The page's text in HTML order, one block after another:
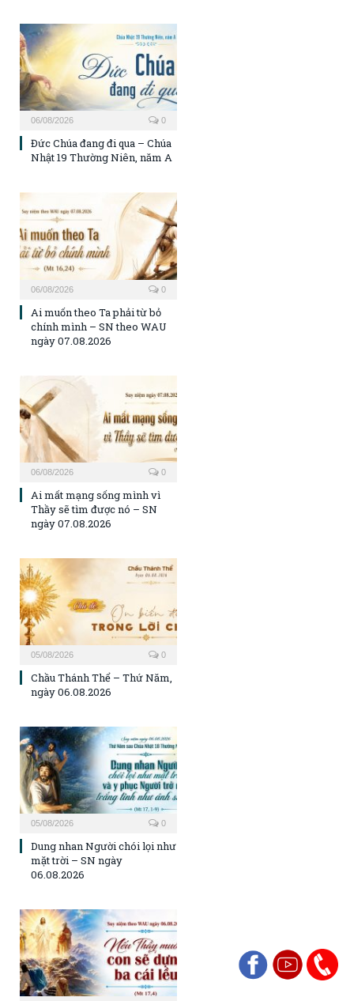
06/08/2026 0
Đức Chúa đang đi qua – Chúa
Nhật 19 Thường Niên, năm A
06/08/2026 0
Ai muốn theo Ta phải từ bỏ
chính mình – SN theo WAU
ngày 07.08.2026
06/08/2026 0
Ai mất mạng sống mình vì
Thầy sẽ tìm được nó – SN
ngày 07.08.2026
05/08/2026 0
Chầu Thánh Thể – Thứ Năm,
ngày 06.08.2026
05/08/2026 0
Dung nhan Người chói lọi như
mặt trời – SN ngày
06.08.2026